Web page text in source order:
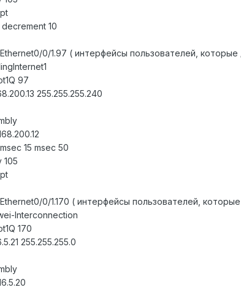
10
0/1.97 ( интерфейсы пользователей,
97
255.255.255.240
15 msec 50
105
0/1.170 ( интерфейсы пользователей,
Interconnection
170
255.255.255.0